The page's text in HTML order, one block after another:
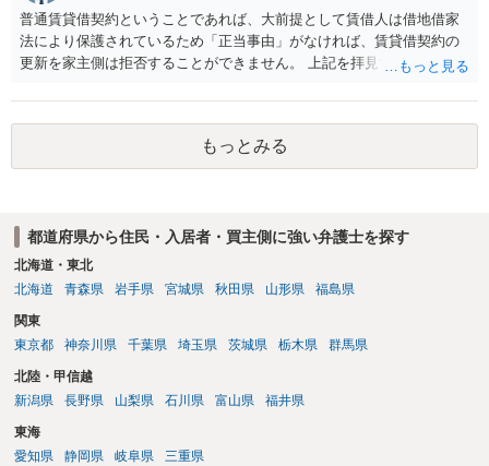
されるのが確実かと思います。
普通賃貸借契約ということであれば、大前提として賃借人は借地借家
法により保護されているため「正当事由」がなければ、賃貸借契約の
更新を家主側は拒否することができません。 上記を拝見する限り、通
定期確認させてもらないこと」が直ちに正当事由に当たるとは思えま
せんので、更新拒絶を拒否される方向性でよろしいかと存じます。 そ
の交渉の中で、一定の金銭をもらえれば退去には応じる旨交渉をして
みるのはいかがでしょうか。 過去に賃借人の許可なく無断で賃貸人が
のも一つでしょう。
もっとみる
都道府県から住民・入居者・買主側に強い弁護士を探す
北海道・東北
北海道
青森県 岩手県 宮城県 秋田県 山形県 福島県
関東
東京都
神奈川県 千葉県 埼玉県 茨城県 栃木県 群馬県
北陸・甲信越
新潟県
長野県 山梨県 石川県 富山県 福井県
東海
愛知県
静岡県 岐阜県 三重県